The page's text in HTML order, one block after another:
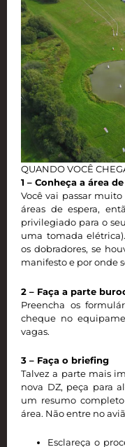
QUANDO VOCÊ
1 – Conheça a área
Você vai passar
áreas de espera,
privilegiado para o seu
uma tomada
os dobradores, se
manifesto e por onde
2 – Faça a parte
Preencha os
cheque no
vagas.
3 – Faça o briefing
Talvez a parte mais
nova DZ, peça para
um resumo
área. Não entre no
Esclareça o